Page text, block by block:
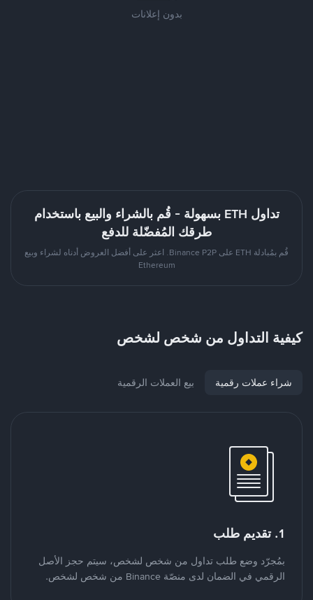
بدون إعلانات
تداول ETH بسهولة - قُم بالشراء والبيع باستخدام
طرقك المُفضّلة للدفع
قُم بمُبادلة ETH على Binance P2P. اعثر على أفضل العروض أدناه لشراء وبيع
Ethereum
كيفية التداول من شخص لشخص
شراء عملات رقمية بيع العملات الرقمية
1. تقديم طلب
بمُجرّد وضع طلب تداول من شخص لشخص، سيتم حجز الأصل
الرقمي في الضمان لدى منصّة Binance من شخص لشخص.